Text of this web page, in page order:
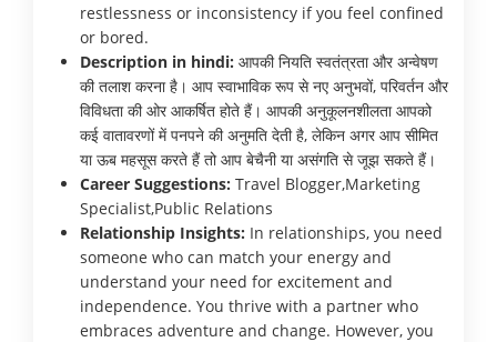
restlessness or inconsistency if you feel confined
or bored.
Description in hindi: आपकी नियति स्वतंत्रता और अन्वेषण
की तलाश करना है। आप स्वाभाविक रूप से नए अनुभवों, परिवर्तन और
विविधता की ओर आकर्षित होते हैं। आपकी अनुकूलनशीलता आपको
कई वातावरणों में पनपने की अनुमति देती है, लेकिन अगर आप सीमित
या ऊब महसूस करते हैं तो आप बेचैनी या असंगति से जूझ सकते हैं।
Career Suggestions: Travel Blogger,Marketing
Specialist,Public Relations
Relationship Insights: In relationships, you need
someone who can match your energy and
understand your need for excitement and
independence. You thrive with a partner who
embraces adventure and change. However, you